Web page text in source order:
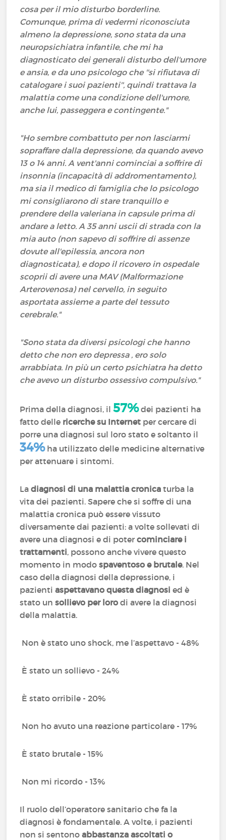
cosa per il mio disturbo borderline.
Comunque, prima di vedermi riconosciuta
almeno la depressione, sono stata da una
neuropsichiatra infantile, che mi ha
diagnosticato dei generali disturbo dell'umore
e ansia, e da uno psicologo che ''si rifiutava di
catalogare i suoi pazienti'', quindi trattava la
malattia come una condizione dell'umore,
anche lui, passeggera e contingente."
"Ho sembre combattuto per non lasciarmi
sopraffare dalla depressione, da quando avevo
13 o 14 anni. A vent'anni cominciai a soffrire di
insonnia (incapacità di addromentamento),
ma sia il medico di famiglia che lo psicologo
mi consigliarono di stare tranquillo e
prendere della valeriana in capsule prima di
andare a letto. A 35 anni uscii di strada con la
mia auto (non sapevo di soffrire di assenze
dovute all'epilessia, ancora non
diagnosticata), e dopo il ricovero in ospedale
scoprii di avere una MAV (Malformazione
Arterovenosa) nel cervello, in seguito
asportata assieme a parte del tessuto
cerebrale."
"Sono stata da diversi psicologi che hanno
detto che non ero depressa , ero solo
arrabbiata. In più un certo psichiatra ha detto
che avevo un disturbo ossessivo compulsivo."
Prima della diagnosi, il57%dei pazienti ha
fatto delle ricerche su Internet per cercare di
porre una diagnosi sul loro stato e soltanto il
34%ha utilizzato delle medicine alternative
per attenuare i sintomi.
Ladiagnosi di una malattia cronica turba la
vita dei pazienti. Sapere che si soffre di una
malattia cronica può essere vissuto
diversamente dai pazienti: a volte sollevati di
avere una diagnosi e di potercominciare i
trattamenti, possono anche vivere questo
momento in modospaventoso e brutale. Nel
caso della diagnosi della depressione, i
pazientiaspettavano questa diagnosi ed è
stato unsollievo per loro di avere la diagnosi
della malattia.
Non è stato uno shock, me l’aspettavo - 48%
È stato un sollievo - 24%
È stato orribile - 20%
Non ho avuto una reazione particolare - 17%
È stato brutale - 15%
Non mi ricordo - 13%
Il ruolo dell’operatore sanitario che fa la
diagnosi è fondamentale. A volte, i pazienti
non si sentonoabbastanza ascoltati o